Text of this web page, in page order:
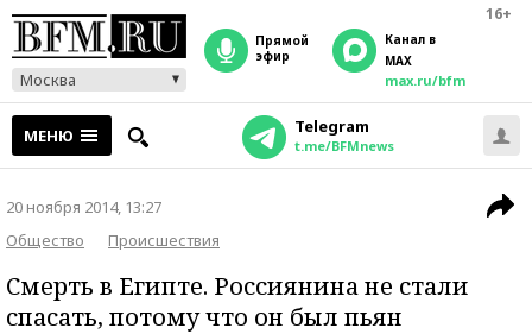
16+
Москва
прямой
эфир
Канал в
MAX
max.ru/bfm
МЕНЮ Telegram
t.me/BFMnews
20 ноября 2014, 13:27
Общество
Происшествия
Смерть в Египте. Россиянина не стали
спасать, потому что он был пьян